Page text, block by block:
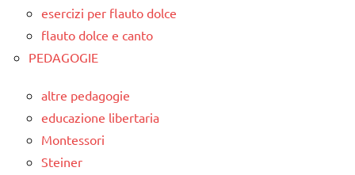
esercizi per flauto dolce
flauto dolce e canto
PEDAGOGIE
altre pedagogie
educazione libertaria
Montessori
Steiner